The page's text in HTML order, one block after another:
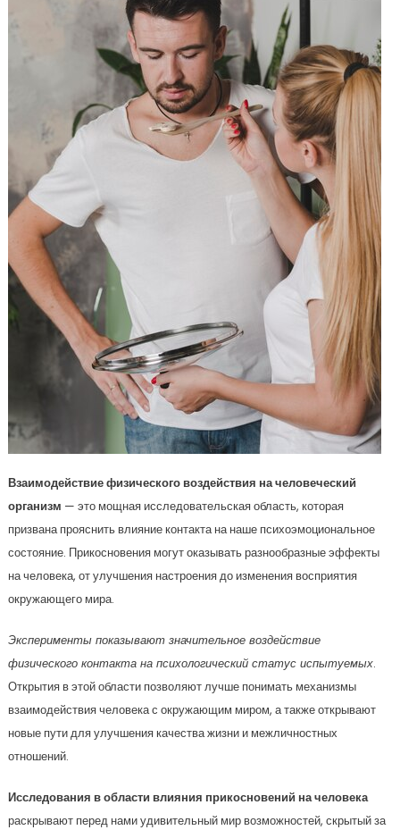
Взаимодействие физического воздействия на человеческий
организм — это мощная исследовательская область, которая
призвана прояснить влияние контакта на наше психоэмоциональное
состояние. Прикосновения могут оказывать разнообразные эффекты
на человека, от улучшения настроения до изменения восприятия
окружающего мира.
Эксперименты показывают значительное воздействие
физического контакта на психологический статус испытуемых.
Открытия в этой области позволяют лучше понимать механизмы
взаимодействия человека с окружающим миром, а также открывают
новые пути для улучшения качества жизни и межличностных
отношений.
Исследования в области влияния прикосновений на человека
раскрывают перед нами удивительный мир возможностей, скрытый за